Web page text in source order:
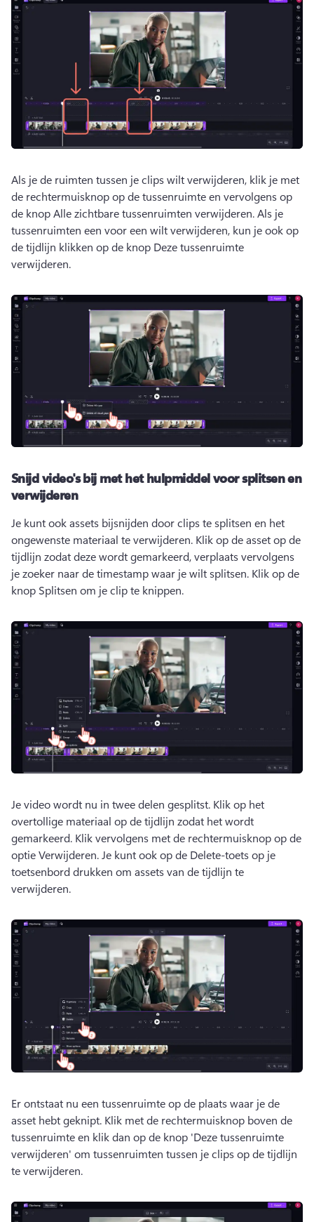
Als je de ruimten tussen je clips wilt verwijderen, klik je met
de rechtermuisknop op de tussenruimte en vervolgens op
de knop Alle zichtbare tussenruimten verwijderen. Als je
tussenruimten een voor een wilt verwijderen, kun je ook op
de tijdlijn klikken op de knop Deze tussenruimte
verwijderen.
Snijd video's bij met het hulpmiddel voor splitsen en
verwijderen
Je kunt ook assets bijsnijden door clips te splitsen en het
ongewenste materiaal te verwijderen. Klik op de asset op de
tijdlijn zodat deze wordt gemarkeerd, verplaats vervolgens
je zoeker naar de timestamp waar je wilt splitsen. Klik op de
knop Splitsen om je clip te knippen.
Je video wordt nu in twee delen gesplitst. Klik op het
overtollige materiaal op de tijdlijn zodat het wordt
gemarkeerd. Klik vervolgens met de rechtermuisknop op de
optie Verwijderen. Je kunt ook op de Delete-toets op je
toetsenbord drukken om assets van de tijdlijn te
verwijderen.
Er ontstaat nu een tussenruimte op de plaats waar je de
asset hebt geknipt. Klik met de rechtermuisknop boven de
tussenruimte en klik dan op de knop 'Deze tussenruimte
verwijderen' om tussenruimten tussen je clips op de tijdlijn
te verwijderen.